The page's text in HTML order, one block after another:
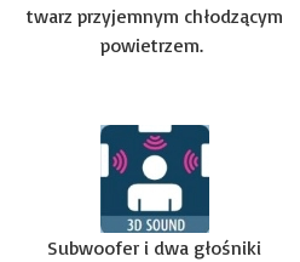
twarz przyjemnym chłodzącym
powietrzem.
Subwoofer i dwa głośniki